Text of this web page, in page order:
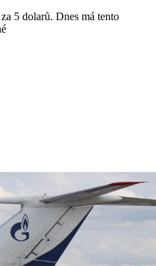
5 dolarů. Dnes má tento